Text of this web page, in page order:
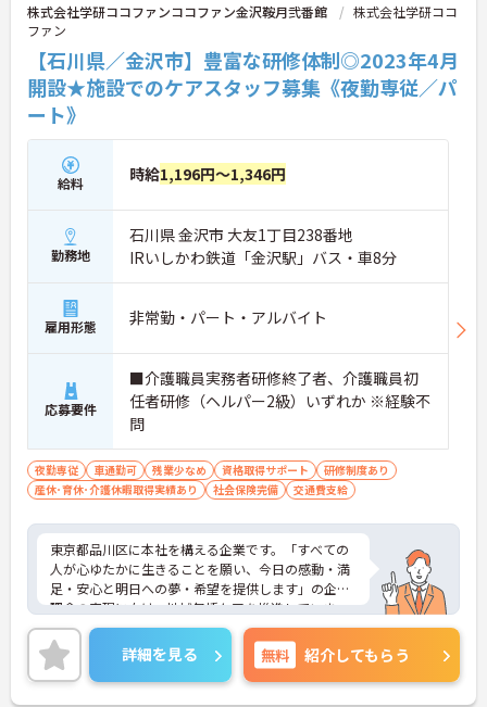
株式会社学研ココファンココファン金沢鞍月弐番館
株式会社学研ココ
ファン
【石川県／金沢市】豊富な研修体制◎2023年4月
開設★施設でのケアスタッフ募集《夜勤専従／パ
ート》
給料 時給1,196円～1,346円
勤務地
石川県 金沢市 大友1丁目238番地
IRいしかわ鉄道「金沢駅」バス・車8分
雇用形態 非常勤・パート・アルバイト
応募要件
■介護職員実務者研修終了者、介護職員初
任者研修（ヘルパー2級）いずれか ※経験不
問
夜勤専従 車通勤可 残業少なめ 資格取得サポート
研修制度あり
産休･育休･介護休暇取得実績あり
社会保険完備 交通費支給
東京都品川区に本社を構える企業です。「すべての
人が心ゆたかに生きることを願い、今日の感動・満
足・安心と明日への夢・希望を提供します」の企業
理念の実現に向け、地域包括ケアを推進していま
す。
ご興味のある方には、面接対策ポイントなど、さら
に詳細をお話しいたしますのでお気軽にご相談くだ
さい！
詳細を見る 無料 紹介してもらう